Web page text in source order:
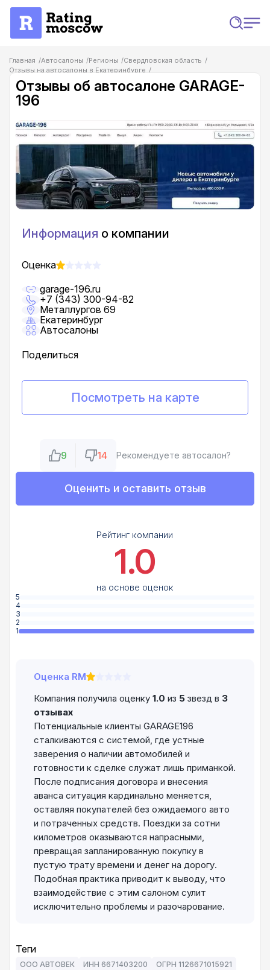
Главная Автосалоны Регионы
Свердловская область
Отзывы на автосалоны в Екатеринбурге
Отзывы об автосалоне GARAGE-196
Отзывы об автосалоне GARAGE-
196
Информация о компании
Оценка
garage-196.ru
+7 (343) 300-94-82
Металлургов 69
Екатеринбург
Автосалоны
Поделиться
Посмотреть на карте
9 14 Рекомендуете автосалон?
Оценить и оставить отзыв
Рейтинг компании
1.0
на основе оценок
5
4
3
2
1
Оценка RM
Компания получила оценку 1.0 из 5 звезд в 3
отзывах
Потенциальные клиенты GARAGE196
сталкиваются с системой, где устные
заверения о наличии автомобилей и
готовности к сделке служат лишь приманкой.
После подписания договора и внесения
аванса ситуация кардинально меняется,
оставляя покупателей без ожидаемого авто
и потраченных средств. Поездки за сотни
километров оказываются напрасными,
превращая запланированную покупку в
пустую трату времени и денег на дорогу.
Подобная практика приводит к выводу, что
взаимодействие с этим салоном сулит
исключительно проблемы и разочарование.
Теги
ООО АВТОВЕК ИНН 6671403200 ОГРН 1126671015921